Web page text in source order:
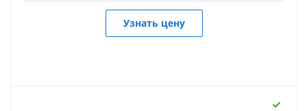
Узнать цену